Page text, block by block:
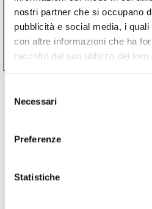
nostri partner che si occupano
pubblicità e social media, i
con altre informazioni che ha
raccolto dal suo utilizzo dei loro
delNecessari
Preferenze
Statistiche